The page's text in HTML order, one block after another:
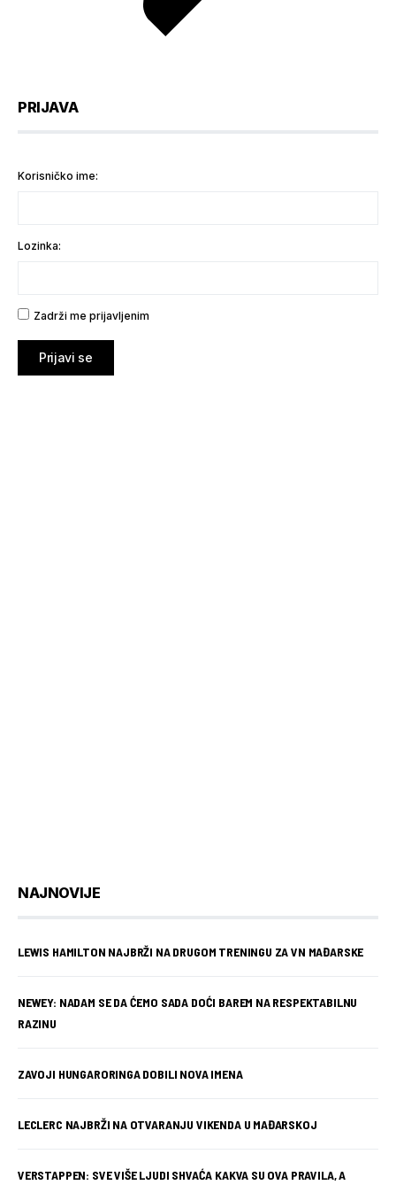
PRIJAVA
Korisničko ime:
Lozinka:
Zadrži me prijavljenim
Prijavi se
NAJNOVIJE
LEWIS HAMILTON NAJBRŽI NA DRUGOM TRENINGU ZA VN MAĐARSKE
NEWEY: NADAM SE DA ĆEMO SADA DOĆI BAREM NA RESPEKTABILNU
RAZINU
ZAVOJI HUNGARORINGA DOBILI NOVA IMENA
LECLERC NAJBRŽI NA OTVARANJU VIKENDA U MAĐARSKOJ
VERSTAPPEN: SVE VIŠE LJUDI SHVAĆA KAKVA SU OVA PRAVILA, A